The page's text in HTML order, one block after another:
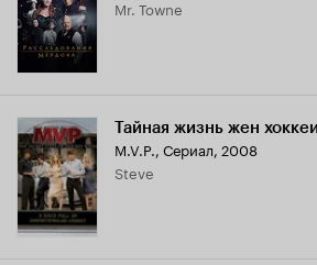
7.7
Mr. Towne
Тайная жизнь жен
M.V.P., Сериал, 2008
Steve